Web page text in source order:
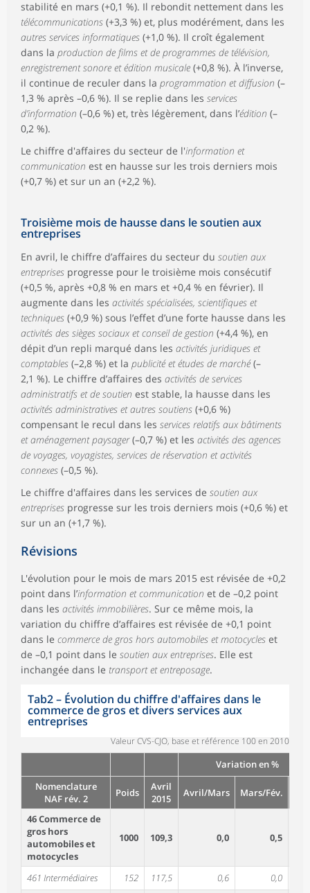
stabilité en mars (+0,1 %). Il rebondit nettement dans les
télécommunications (+3,3 %) et, plus modérément, dans les
autres services informatiques (+1,0 %). Il croît également
dans la production de films et de programmes de télévision,
enregistrement sonore et édition musicale (+0,8 %). À l’inverse,
il continue de reculer dans la programmation et diffusion (–
1,3 % après –0,6 %). Il se replie dans les services
d’information (–0,6 %) et, très légèrement, dans l’édition (–
0,2 %).
Le chiffre d'affaires du secteur de l'information et
communication est en hausse sur les trois derniers mois
(+0,7 %) et sur un an (+2,2 %).
Troisième mois de hausse dans le soutien aux
entreprises
En avril, le chiffre d’affaires du secteur du soutien aux
entreprises progresse pour le troisième mois consécutif
(+0,5 %, après +0,8 % en mars et +0,4 % en février). Il
augmente dans les activités spécialisées, scientifiques et
techniques (+0,9 %) sous l’effet d’une forte hausse dans les
activités des sièges sociaux et conseil de gestion (+4,4 %), en
dépit d’un repli marqué dans les activités juridiques et
comptables (–2,8 %) et la publicité et études de marché(–
2,1 %). Le chiffre d’affaires des activités de services
administratifs et de soutien est stable, la hausse dans les
activités administratives et autres soutiens (+0,6 %)
compensant le recul dans les services relatifs aux bâtiments
et aménagement paysager(–0,7 %) et les activités des agences
de voyages, voyagistes, services de réservation et activités
connexes (–0,5 %).
Le chiffre d'affaires dans les services de soutien aux
entreprises progresse sur les trois derniers mois (+0,6 %) et
sur un an (+1,7 %).
Révisions
L'évolution pour le mois de mars 2015 est révisée de +0,2
point dans l’information et communication et de –0,2 point
dans les activités immobilières. Sur ce même mois, la
variation du chiffre d’affaires est révisée de +0,1 point
dans le commerce de gros hors automobiles et motocycles et
de –0,1 point dans le soutien aux entreprises. Elle est
inchangée dans le transport et entreposage.
Tab2– Évolution du chiffre d'affaires dans le
commerce de gros et divers services aux
entreprises
Valeur CVS-CJO, base et référence 100 en 2010
Variation en %
Nomenclature
NAF rév. 2
Poids
Avril
2015
Avril/Mars Mars/Fév.
46 Commerce de
gros hors
automobiles et
motocycles
1000 109,3 0,0 0,5
461 Intermédiaires 152 117,5 0,6 0,0